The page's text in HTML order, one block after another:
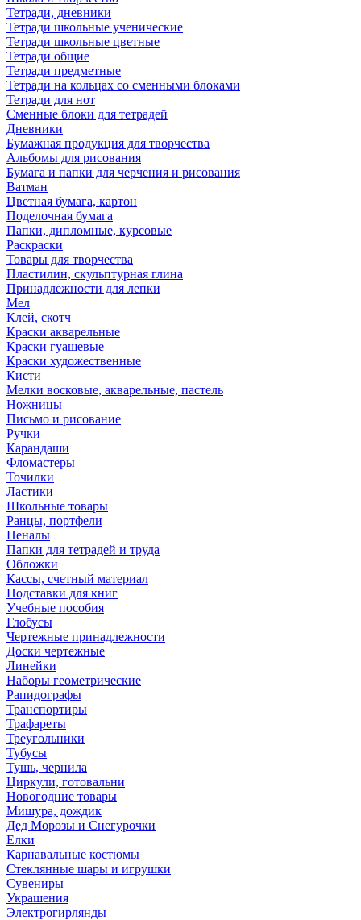
Тетради, дневники
Тетради школьные ученические
Тетради школьные цветные
Тетради общие
Тетради предметные
Тетради на кольцах со сменными блоками
Тетради для нот
Сменные блоки для тетрадей
Дневники
Бумажная продукция для творчества
Альбомы для рисования
Бумага и папки для черчения и рисования
Ватман
Цветная бумага, картон
Поделочная бумага
Папки, дипломные, курсовые
Раскраски
Товары для творчества
Пластилин, скульптурная глина
Принадлежности для лепки
Мел
Клей, скотч
Краски акварельные
Краски гуашевые
Краски художественные
Кисти
Мелки восковые, акварельные, пастель
Ножницы
Письмо и рисование
Ручки
Карандаши
Фломастеры
Точилки
Ластики
Школьные товары
Ранцы, портфели
Пеналы
Папки для тетрадей и труда
Обложки
Кассы, счетный материал
Подставки для книг
Учебные пособия
Глобусы
Чертежные принадлежности
Доски чертежные
Линейки
Наборы геометрические
Рапидографы
Транспортиры
Трафареты
Треугольники
Тубусы
Тушь, чернила
Циркули, готовальни
Новогодние товары
Мишура, дождик
Дед Морозы и Снегурочки
Елки
Карнавальные костюмы
Стеклянные шары и игрушки
Сувениры
Украшения
Электрогирлянды